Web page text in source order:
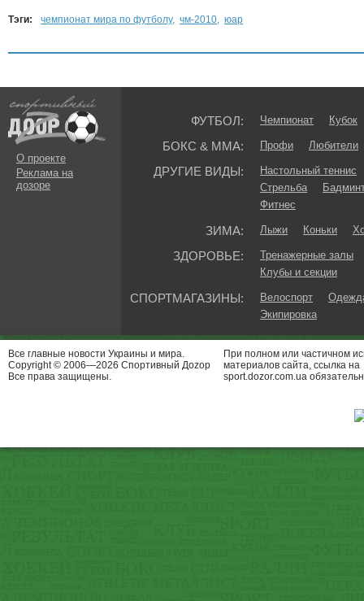
Тэги: чемпионат мира по футболу, чм-2010, юар
О проекте
Реклама на
дозоре
ФУТБОЛ: Чемпионат Кубок
БОКС & ММА: Профи Любители
ДРУГИЕ ВИДЫ:
Настольный теннис
Стрельба
Фитнес
ЗИМА: Лыжи Коньки
ЗДОРОВЬЕ:
Тренажерные залы
Клубы и секции
СПОРТМАГАЗИНЫ: Велоспорт
Экипировка
Все главные новости Украины и мира.
Copyright © 2006—2026 Спортивный Доzор
Все права защищены.
При полном или частичном
материалов сайта, ссылка на
sport.dozor.com.ua